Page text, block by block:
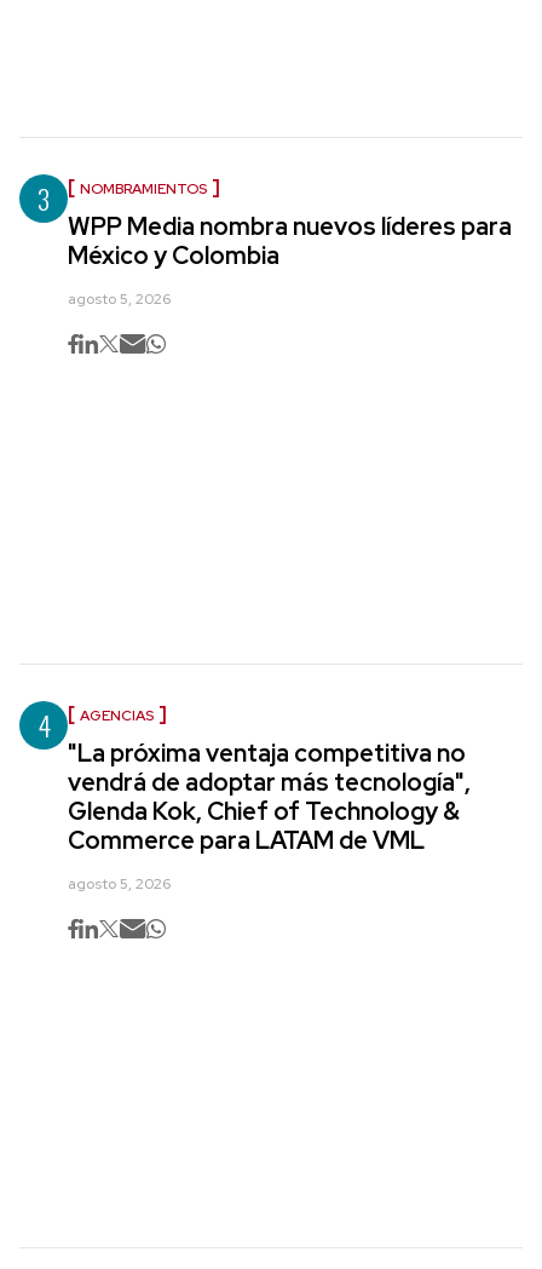
3 NOMBRAMIENTOS
WPP Media nombra nuevos líderes para
México y Colombia
agosto 5, 2026
4 AGENCIAS
"La próxima ventaja competitiva no
vendrá de adoptar más tecnología",
Glenda Kok, Chief of Technology &
Commerce para LATAM de VML
agosto 5, 2026